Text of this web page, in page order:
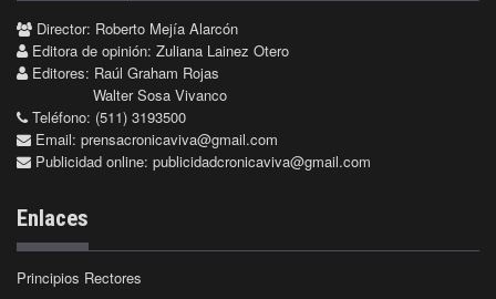
Director: Roberto Mejía Alarcón
Editora de opinión: Zuliana Lainez Otero
Editores: Raúl Graham Rojas
Walter Sosa Vivanco
Teléfono: (511) 3193500
Email: prensacronicaviva@gmail.com
Publicidad online: publicidadcronicaviva@gmail.com
Enlaces
Principios Rectores